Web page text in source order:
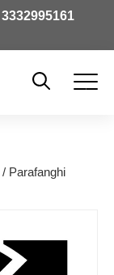
3332995161
/ Parafanghi